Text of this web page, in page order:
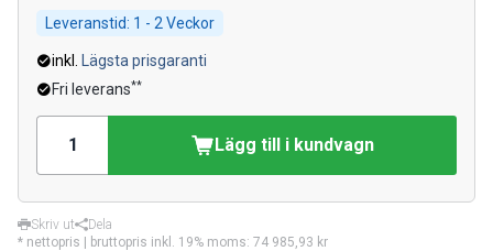
Leveranstid: 1 - 2 Veckor
inkl.
Lägsta prisgaranti
Fri leverans**
Lägg till i kundvagn
Skriv ut
Dela
* nettopris | bruttopris inkl. 19% moms: 74 985,93 kr